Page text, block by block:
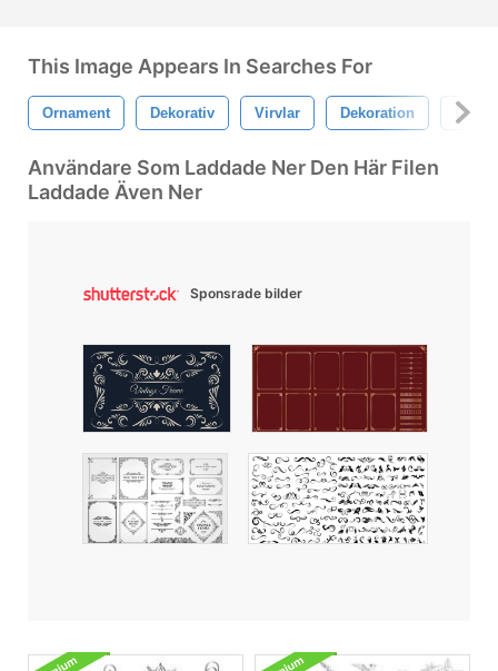
This Image Appears In Searches For
Ornament Dekorativ Virvlar Dekoration
Användare Som Laddade Ner Den Här Filen
Laddade Även Ner
Sponsrade bilder